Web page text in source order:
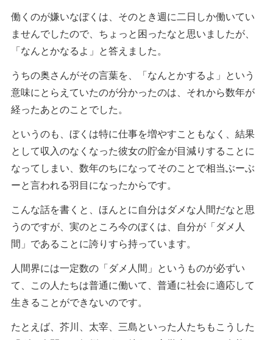
働くのが嫌いなぼくは、そのとき週に二日しか働いてい
ませんでしたので、ちょっと困ったなと思いましたが、
「なんとかなるよ」と答えました。
うちの奥さんがその言葉を、「なんとかするよ」という
意味にとらえていたのが分かったのは、それから数年が
経ったあとのことでした。
というのも、ぼくは特に仕事を増やすこともなく、結果
として収入のなくなった彼女の貯金が目減りすることに
なってしまい、数年のちになってそのことで相当ぶーぶ
ーと言われる羽目になったからです。
こんな話を書くと、ほんとに自分はダメな人間だなと思
うのですが、実のところ今のぼくは、自分が「ダメ人
間」であることに誇りすら持っています。
人間界には一定数の「ダメ人間」というものが必ずい
て、この人たちは普通に働いて、普通に社会に適応して
生きることができないのです。
たとえば、芥川、太宰、三島といった人たちもこうした